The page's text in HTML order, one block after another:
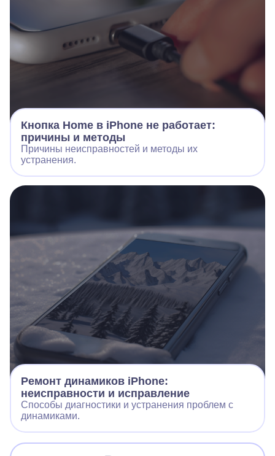
Кнопка Home в iPhone не работает:
причины и методы
Причины неисправностей и методы их
устранения.
Ремонт динамиков iPhone:
неисправности и исправление
Способы диагностики и устранения проблем с
динамиками.